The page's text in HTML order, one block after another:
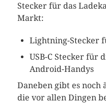
Stecker für das
Markt:
Lightning-Stecker
USB-C Stecker für
Android-Handys
Daneben gibt es noch
die vor allen Dingen